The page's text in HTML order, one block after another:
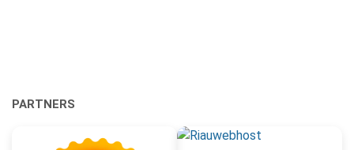
PARTNERS